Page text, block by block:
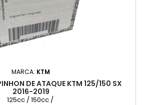
MARCA: KTM
DE ATAQUE KTM 125/150 SX
2016-2019
125cc / 150cc /